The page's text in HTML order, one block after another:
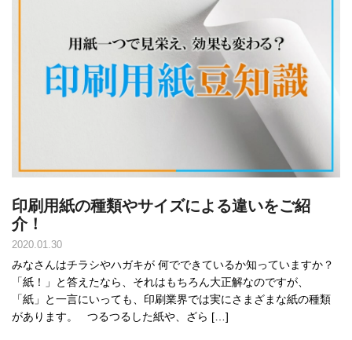
印刷用紙の種類やサイズによる違いをご紹
介！
2020.01.30
みなさんはチラシやハガキが 何でできているか知っていますか？
「紙！」と答えたなら、それはもちろん大正解なのですが、
「紙」と一言にいっても、印刷業界では実にさまざまな紙の種類
があります。 つるつるした紙や、ざら […]